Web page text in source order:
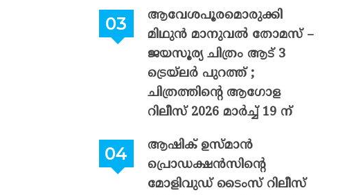
ആവേശപൂരമൊരുക്കി
മിഥുൻ മാനുവൽ തോമസ് –
ജയസൂര്യ ചിത്രം ആട് 3
ട്രെയ്‌ലർ പുറത്ത് ;
ചിത്രത്തിന്റെ ആഗോള
റിലീസ് 2026 മാർച്ച് 19 ന്
ആഷിക് ഉസ്മാൻ
പ്രൊഡക്ഷൻസിന്റെ
മോളിവുഡ് ടൈംസ് റിലീസ്